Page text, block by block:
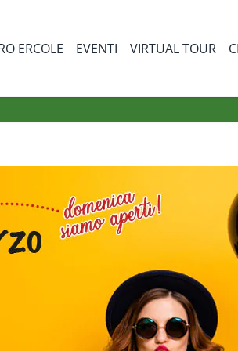
for Prodotti
ERCOLE EVENTI VIRTUAL TOUR